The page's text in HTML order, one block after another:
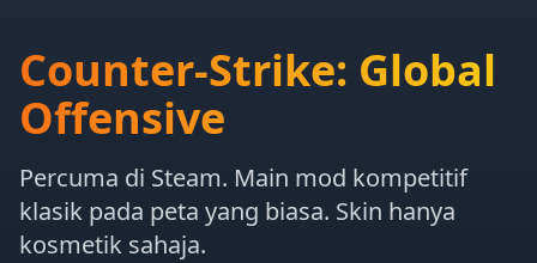
Counter-Strike: Global
Offensive
Percuma di Steam. Main mod kompetitif
klasik pada peta yang biasa. Skin hanya
kosmetik sahaja.